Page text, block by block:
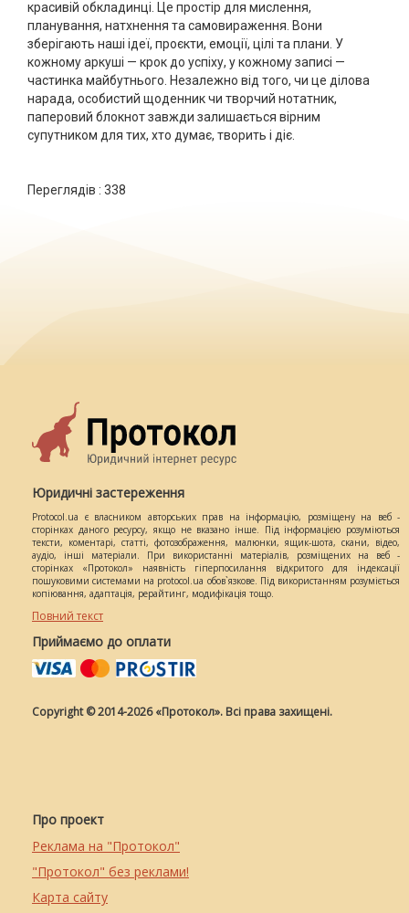
красивій обкладинці. Це простір для мислення,
планування, натхнення та самовираження. Вони
зберігають наші ідеї, проєкти, емоції, цілі та плани. У
кожному аркуші — крок до успіху, у кожному записі —
частинка майбутнього. Незалежно від того, чи це ділова
нарада, особистий щоденник чи творчий нотатник,
паперовий блокнот завжди залишається вірним
супутником для тих, хто думає, творить і діє.
Переглядів : 338
Юридичні застереження
Protocol.ua є власником авторських прав на інформацію, розміщену на веб -
сторінках даного ресурсу, якщо не вказано інше. Під інформацією розуміються
тексти, коментарі, статті, фотозображення, малюнки, ящик-шота, скани, відео,
аудіо, інші матеріали. При використанні матеріалів, розміщених на веб -
сторінках «Протокол» наявність гіперпосилання відкритого для індексації
пошуковими системами на protocol.ua обов`язкове. Під використанням розуміється
копіювання, адаптація, рерайтинг, модифікація тощо.
Повний текст
Приймаємо до оплати
Copyright © 2014-2026 «Протокол». Всі права захищені.
Про проект
Реклама на "Протокол"
"Протокол" без реклами!
Карта сайту